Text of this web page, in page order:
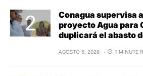
Conagua supervisa
proyecto Agua para
duplicará el abasto
AGOSTO 5, 2026 1 MINUTE